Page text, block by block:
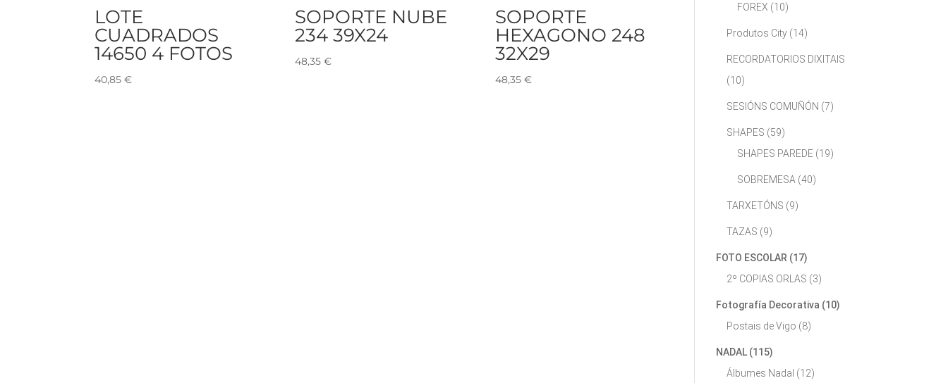
LOTE
CUADRADOS
14650 4 FOTOS
40,85€
SOPORTE NUBE
234 39X24
48,35 €
SOPORTE
HEXAGONO 248
32X29
48,35 €
FOREX (10)
Produtos City (14)
RECORDATORIOS DIXITAIS
(10)
SESIÓNS COMUÑÓN (7)
SHAPES (59)
SHAPES PAREDE (19)
SOBREMESA (40)
TARXETÓNS (9)
TAZAS (9)
FOTO ESCOLAR (17)
2º COPIAS ORLAS (3)
Fotografía Decorativa (10)
Postais de Vigo (8)
NADAL (115)
Álbumes Nadal (12)